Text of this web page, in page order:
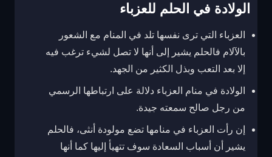
الولادة في الحلم للعزباء
العزباء التي ترى نفسها تلد في المنام مع الشعور
بالآلام فالحلم يشير إلى أنها لا تصل لشيء ترغب فيه
إلا بعد التعب وبذل الكثير من الجهد.
الولادة في منام العزباء دلالة على ارتباطها الرسمي
من رجل صالح سمعته جيدة.
إن رأت العزباء في منامها تضع مولودة أنثى، فالحلم
يشير أن أسباب السعادة سوف تتهيأ إليها كما أنها